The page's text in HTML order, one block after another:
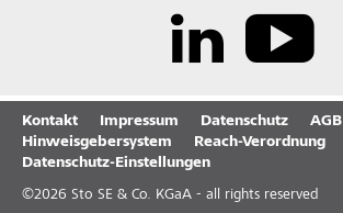
Kontakt Impressum Datenschutz
AGB
Hinweisgebersystem
Reach-Verordnung
Datenschutz-Einstellungen
©2026 Sto SE & Co. KGaA - all rights reserved